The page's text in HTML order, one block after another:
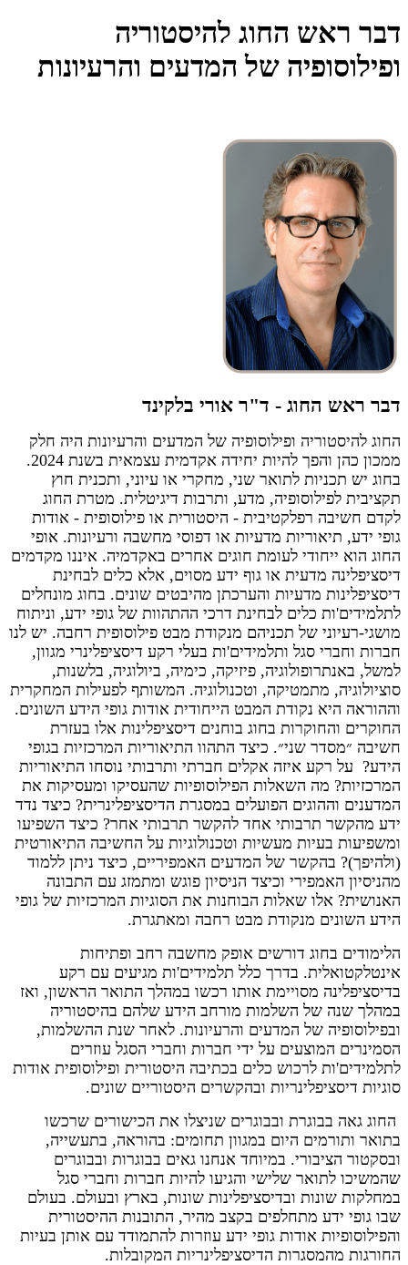
דבר ראש החוג להיסטוריה
ופילוסופיה של המדעים והרעיונות
דבר ראש החוג - ד"ר אורי בלקינד
החוג להיסטוריה ופילוסופיה של המדעים והרעיונות היה חלק
ממכון כהן והפך להיות יחידה אקדמית עצמאית בשנת 2024.
בחוג יש תכניות לתואר שני, מחקרי או עיוני, ותכנית חוץ
תקציבית לפילוסופיה, מדע, ותרבות דיגיטלית. מטרת החוג
לקדם חשיבה רפלקטיבית - היסטורית או פילוסופית - אודות
גופי ידע, תיאוריות מדעיות או דפוסי מחשבה ורעיונות. אופי
החוג הוא ייחודי לעומת חוגים אחרים באקדמיה. איננו מקדמים
דיסציפלינה מדעית או גוף ידע מסוים, אלא כלים לבחינת
דיסציפלינות מדעיות והערכתן מהיבטים שונים. בחוג מונחלים
לתלמידים'ות כלים לבחינת דרכי ההתהוות של גופי ידע, וניתוח
מושגי-רעיוני של תכניהם מנקודת מבט פילוסופית רחבה. יש לנו
חברות וחברי סגל ותלמידים'ות בעלי רקע דיסציפלינרי מגוון,
למשל, באנתרופולוגיה, פיזיקה, כימיה, ביולוגיה, בלשנות,
סוציולוגיה, מתמטיקה, וטכנולוגיה. המשותף לפעילות המחקרית
וההוראה היא נקודת המבט הייחודית אודות גופי הידע השונים.
החוקרים והחוקרות בחוג בוחנים דיסציפלינות אלו בעזרת
חשיבה ״מסדר שני״. כיצד התהוו התיאוריות המרכזיות בגופי
הידע? על רקע איזה אקלים חברתי ותרבותי נוסחו התיאוריות
המרכזיות? מה השאלות הפילוסופיות שהעסיקו ומעסיקות את
המדענים וההוגים הפועלים במסגרת הדיסציפלינרית? כיצד נדד
ידע מהקשר תרבותי אחד להקשר תרבותי אחר? כיצד השפיעו
ומשפיעות בעיות מעשיות וטכנולוגיות על החשיבה התיאורטית
(ולהיפך)? בהקשר של המדעים האמפיריים, כיצד ניתן ללמוד
מהניסיון האמפירי וכיצד הניסיון פוגש ומתמזג עם התבונה
האנושית? אלו שאלות הבוחנות את הסוגיות המרכזיות של גופי
הידע השונים מנקודת מבט רחבה ומאתגרת.
הלימודים בחוג דורשים אופק מחשבה רחב ופתיחות
אינטלקטואלית. בדרך כלל תלמידים'ות מגיעים עם רקע
בדיסציפלינה מסויימת אותו רכשו במהלך התואר הראשון, ואז
במהלך שנה של השלמות מורחב הידע שלהם בהיסטוריה
ובפילוסופיה של המדעים והרעיונות. לאחר שנת ההשלמות,
הסמינרים המוצעים על ידי חברות וחברי הסגל עוזרים
לתלמידים'ות לרכוש כלים בכתיבה היסטורית ופילוסופית אודות
סוגיות דיסציפלינריות ובהקשרים היסטוריים שונים.
החוג גאה בבוגרת ובבוגרים שניצלו את הכישורים שרכשו
בתואר ותורמים היום במגוון תחומים: בהוראה, בתעשייה,
ובסקטור הציבורי. במיוחד אנחנו גאים בבוגרות ובבוגרים
שהמשיכו לתואר שלישי והגיעו להיות חברות וחברי סגל
במחלקות שונות ובדיסציפלינות שונות, בארץ ובעולם. בעולם
שבו גופי ידע מתחלפים בקצב מהיר, התובנות ההיסטורית
והפילוסופיות אודות גופי ידע עוזרות להתמודד עם אותן בעיות
החורגות מהמסגרות הדיסציפלינריות המקובלות.